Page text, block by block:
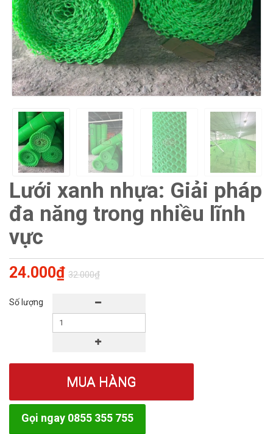
Lưới xanh nhựa: Giải pháp
đa năng trong nhiều lĩnh
vực
24.000₫ 32.000₫
Số lượng
MUA HÀNG
Gọi ngay 0855 355 755